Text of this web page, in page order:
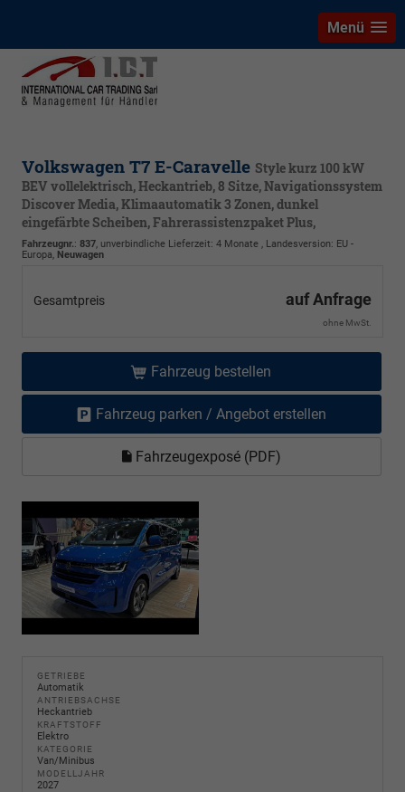
Menü
Volkswagen T7 E-Caravelle Style kurz 100 kW
BEV vollelektrisch, Heckantrieb, 8 Sitze, Navigationssystem
Discover Media, Klimaautomatik 3 Zonen, dunkel
eingefärbte Scheiben, Fahrerassistenzpaket Plus,
Fahrzeugnr.: 837, unverbindliche Lieferzeit: 4 Monate , Landesversion: EU -
Europa, Neuwagen
Gesamtpreis auf Anfrage
ohne MwSt.
Fahrzeug bestellen
Fahrzeug parken / Angebot erstellen
Fahrzeugexposé (PDF)
GETRIEBE
Automatik
ANTRIEBSACHSE
Heckantrieb
KRAFTSTOFF
Elektro
KATEGORIE
Van/Minibus
MODELLJAHR
2027